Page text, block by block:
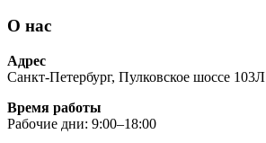
О нас
Адрес
Санкт-Петербург, Пулковское шоссе 103Л
Время работы
Рабочие дни: 9:00–18:00